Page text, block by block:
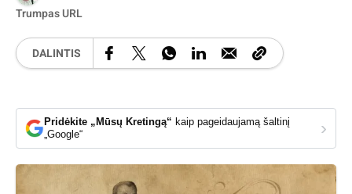
Trumpas URL
DALINTIS
Pridėkite „Mūsų Kretingą“ kaip pageidaujamą šaltinį
„Google“
›